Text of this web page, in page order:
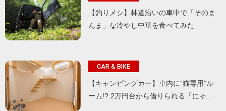
【釣りメシ】林道沿いの車中で「そのま
んま」な冷やし中華を食べてみた
CAR & BIKE
【キャンピングカー】車内に“猫専用”ル
ーム!? 2万円台から借りられる「にゃ…